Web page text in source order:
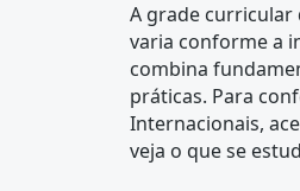
A grade curricular
varia conforme a
combina
práticas. Para
Internacionais,
veja o que se